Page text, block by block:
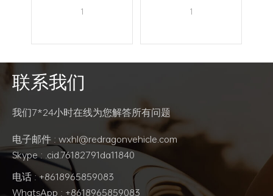
1
阅读更多
1
联系我们
我们7*24小时在线为您解答所有问题
电子邮件 : wxhl@redragonvehicle.com
Skype : .cid.76182791da11840
电话 : +8618965859083
WhatsApp : +8618965859083